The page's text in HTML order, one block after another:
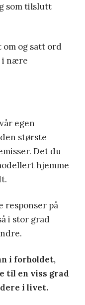
som tilslutt
og satt ord
i nære
egen
største
Det du
hjemme
responser på
i stor grad
i forholdet,
til en viss grad
i livet.